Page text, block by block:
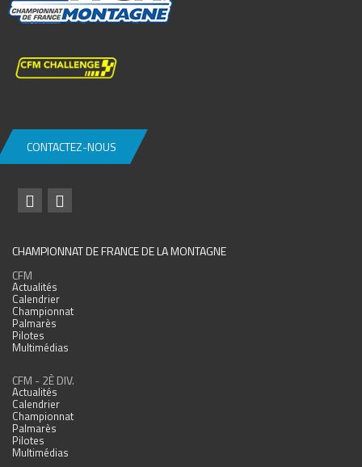
CONTACTEZ-NOUS
CHAMPIONNAT DE FRANCE DE LA MONTAGNE
CFM
Actualités
Calendrier
Championnat
Palmarès
Pilotes
Multimédias
CFM - 2È DIV.
Actualités
Calendrier
Championnat
Palmarès
Pilotes
Multimédias